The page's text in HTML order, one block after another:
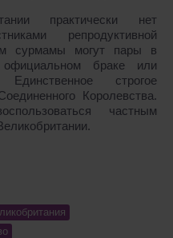
практически нет
репродуктивной
сурмамы могут пары в
браке или
строгое
Королевства.
частным
.